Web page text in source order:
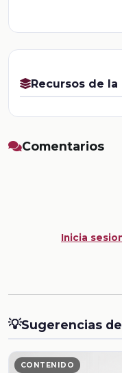
Recursos de
Comentarios
Inicia
💡Sugerencias
CONTENIDO